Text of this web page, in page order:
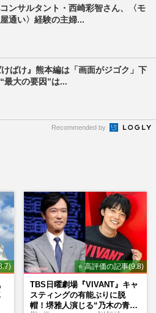
ンサルタント・西崎彩智さん、〈モ
通い〉経験の主婦...
ばけ』熊本編は「画面がジゴク」下
最大の要因”は...
Recommended by
⭐ 高評価の記事(9.8)
TBS日曜劇場『VIVANT』キャ
スティングの有能ぶりに脱
帽！堺雅人演じる“乃木の青年